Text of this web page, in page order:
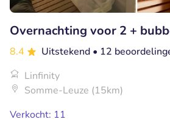
Overnachting voor 2 +
8.4 Uitstekend • 12
Linfinity
Somme-Leuze (15km)
Verkocht: 11